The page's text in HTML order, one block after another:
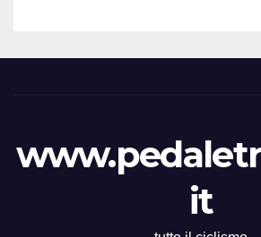
it